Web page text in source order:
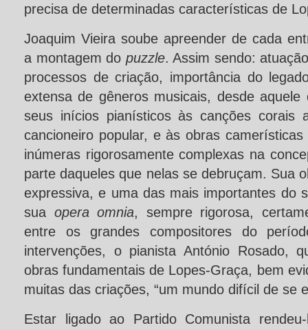
precisa de determinadas características de
Joaquim Vieira soube apreender de cada
a montagem do puzzle. Assim sendo:
processos de criação, importância do
extensa de gêneros musicais, desde
seus inícios pianísticos às canções corais
cancioneiro popular, e às obras
inúmeras rigorosamente complexas na
parte daqueles que nelas se debruçam. Sua
expressiva, e uma das mais importantes do
sua opera omnia, sempre rigorosa,
entre os grandes compositores do
intervenções, o pianista António Rosado,
obras fundamentais de Lopes-Graça, bem
muitas das criações, “um mundo difícil de se
Estar ligado ao Partido Comunista